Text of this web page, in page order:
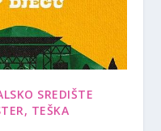
SREDIŠTE
TEŠKA